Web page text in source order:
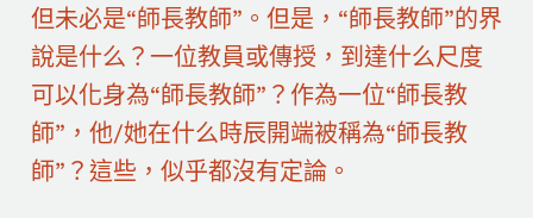
但未必是“師長教師”。但是，“師長教師”的界
說是什么？一位教員或傳授，到達什么尺度
可以化身為“師長教師”？作為一位“師長教
師”，他/她在什么時辰開端被稱為“師長教
師”？這些，似乎都沒有定論。